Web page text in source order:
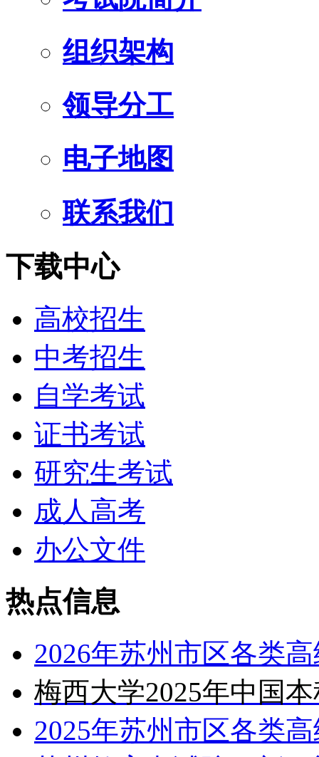
组织架构
领导分工
电子地图
联系我们
下载中心
高校招生
中考招生
自学考试
证书考试
研究生考试
成人高考
办公文件
热点信息
2026年苏州市区各类
梅西大学2025年中国
2025年苏州市区各类